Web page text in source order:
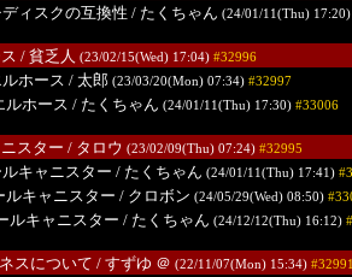
ィスクの互換性 / たくちゃん (24/01/11(Thu)
/ 貧乏人 (23/02/15(Wed) 17:04) #32996
ホース / 太郎 (23/03/20(Mon) 07:34) #32997
ルホース / たくちゃん (24/01/11(Thu) 17:30) #33006
スター / タロウ (23/02/09(Thu) 07:24) #32995
キャニスター / たくちゃん (24/01/11(Thu) 17:41)
キャニスター / クロボン (24/05/29(Wed) 08:50)
ルキャニスター / たくちゃん (24/12/12(Thu) 16:12)
スについて / すずゆ ＠ (22/11/07(Mon) 15:34)